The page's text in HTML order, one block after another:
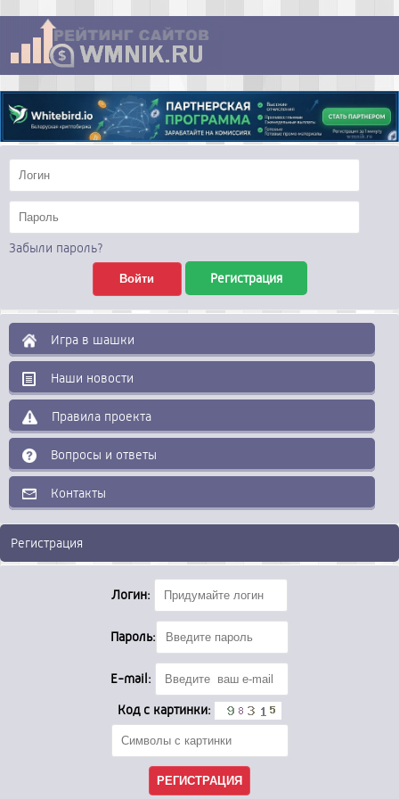
Забыли пароль?
Регистрация
Игра в шашки
Наши новости
Правила проекта
Вопросы и ответы
Контакты
Регистрация
Логин:
Пароль:
E-mail:
Код с картинки: